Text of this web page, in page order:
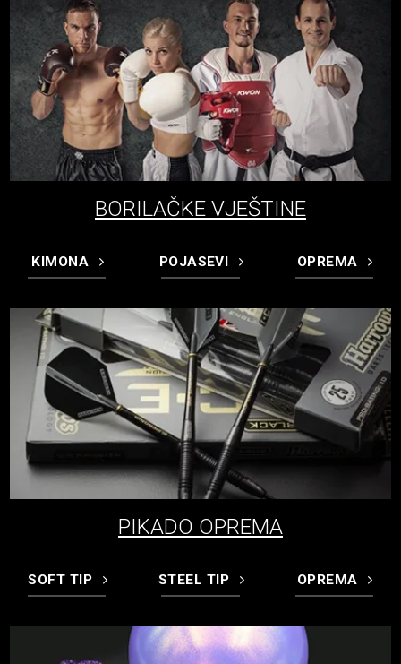
BORILAČKE VJEŠTINE
KIMONA POJASEVI OPREMA
PIKADO OPREMA
SOFT TIP STEEL TIP OPREMA